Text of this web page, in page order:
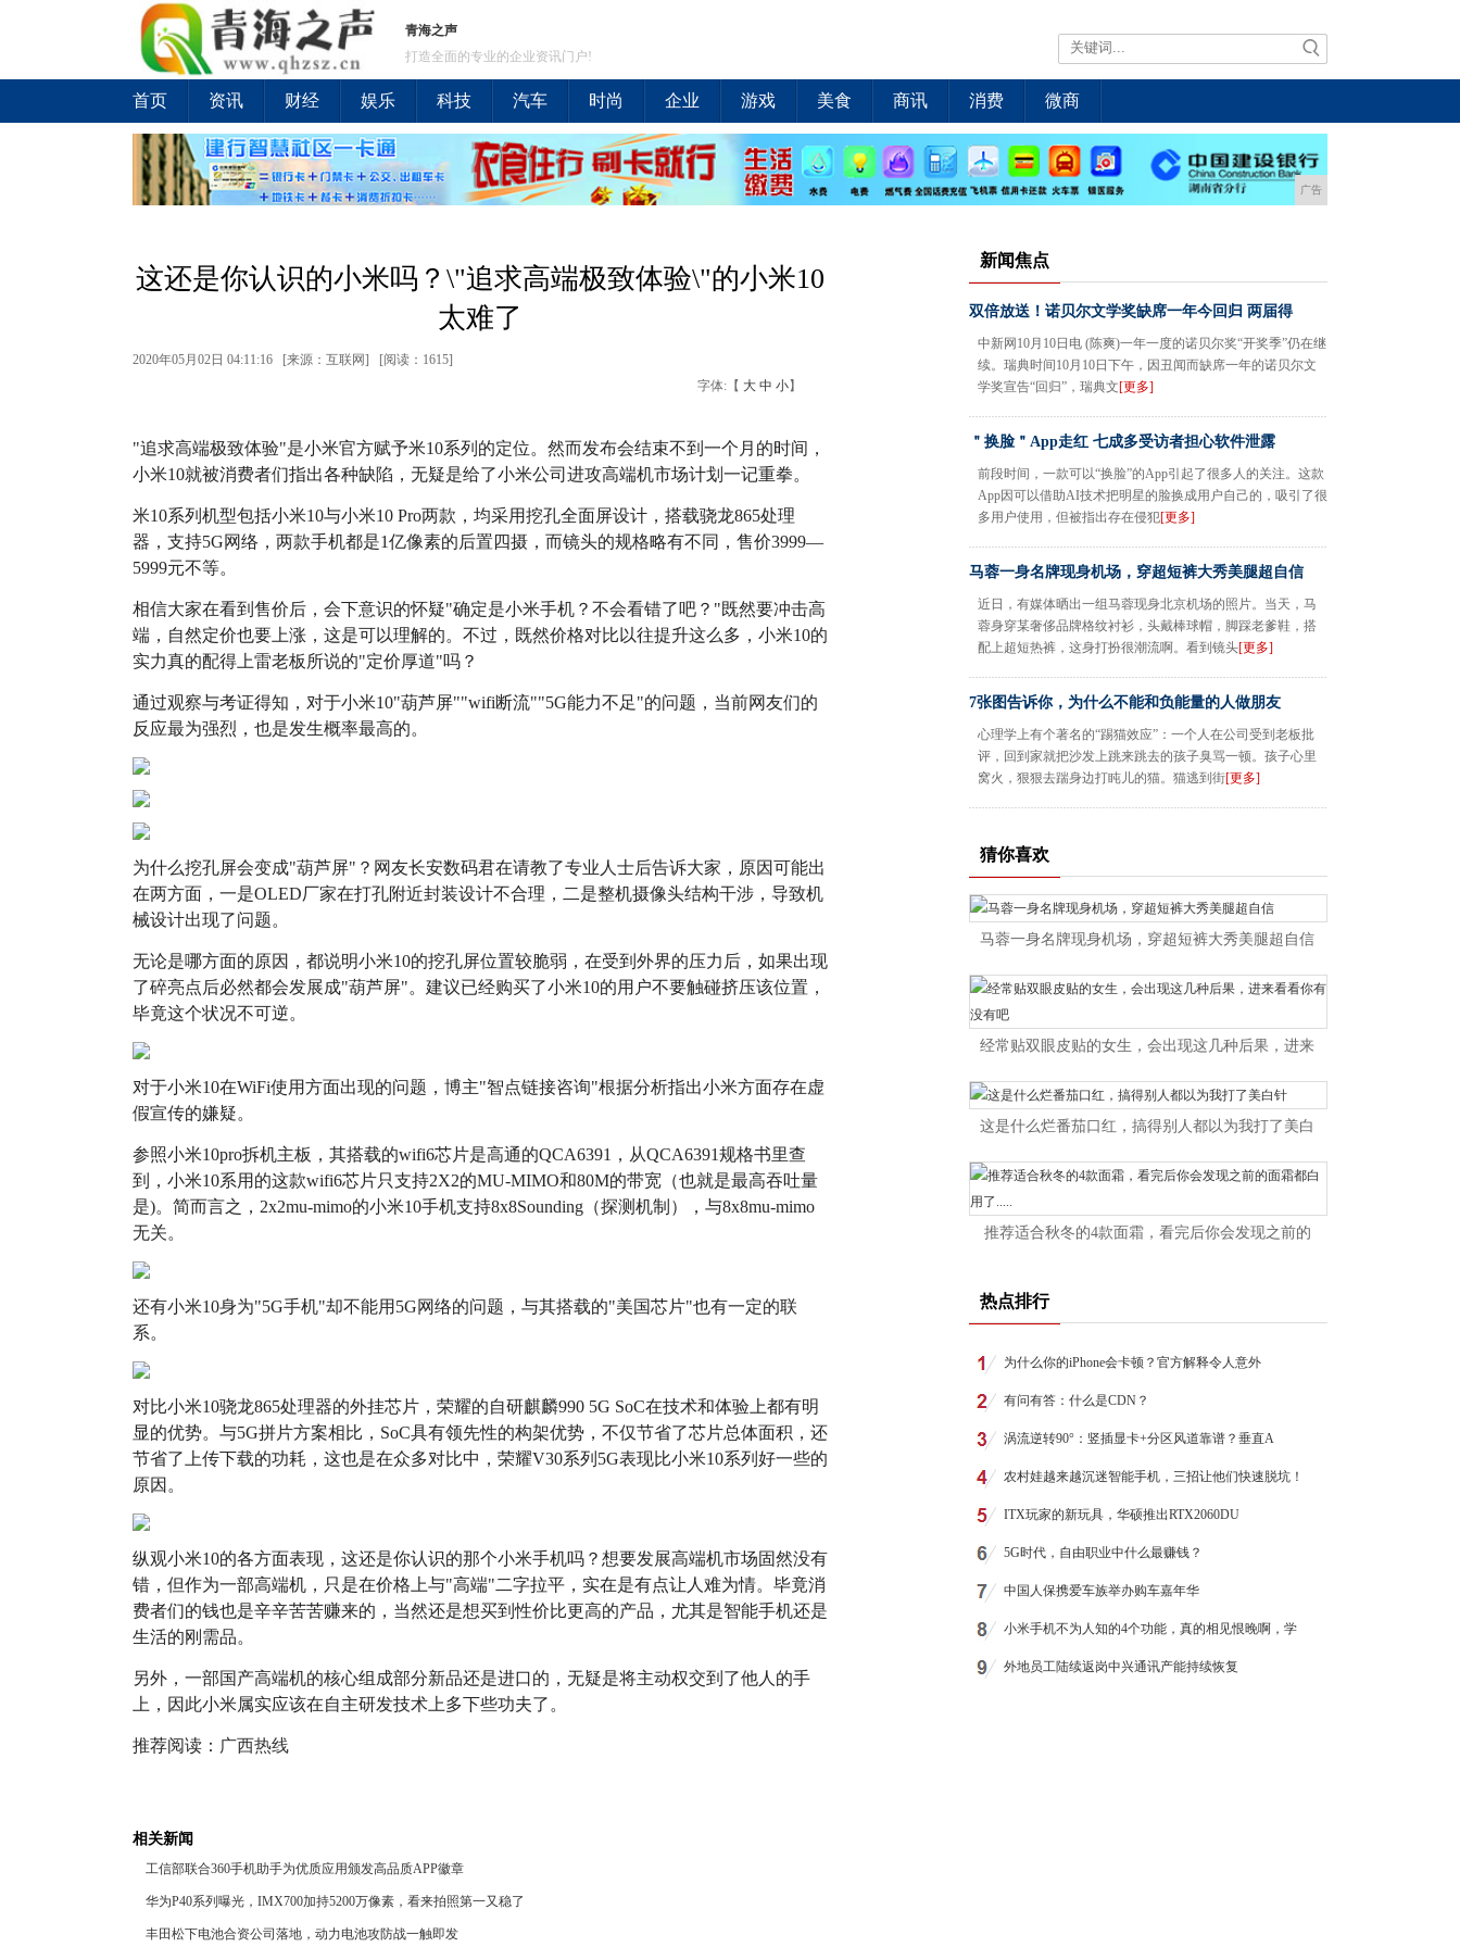
青海之声
打造全面的专业的企业资讯门户!
首页 资讯 财经 娱乐 科技 汽车 时尚 企业 游戏 美食 商讯 消费 微商
广告
这还是你认识的小米吗？\"追求高端极致体验\"的小米10
太难了
2020年05月02日 04:11:16 [来源：互联网] [阅读：1615]
字体:【 大 中 小】
"追求高端极致体验"是小米官方赋予米10系列的定位。然而发布会结束不到一个月的时间，
小米10就被消费者们指出各种缺陷，无疑是给了小米公司进攻高端机市场计划一记重拳。
米10系列机型包括小米10与小米10 Pro两款，均采用挖孔全面屏设计，搭载骁龙865处理
器，支持5G网络，两款手机都是1亿像素的后置四摄，而镜头的规格略有不同，售价3999—
5999元不等。
相信大家在看到售价后，会下意识的怀疑"确定是小米手机？不会看错了吧？"既然要冲击高
端，自然定价也要上涨，这是可以理解的。不过，既然价格对比以往提升这么多，小米10的
实力真的配得上雷老板所说的"定价厚道"吗？
通过观察与考证得知，对于小米10"葫芦屏""wifi断流""5G能力不足"的问题，当前网友们的
反应最为强烈，也是发生概率最高的。
为什么挖孔屏会变成"葫芦屏"？网友长安数码君在请教了专业人士后告诉大家，原因可能出
在两方面，一是OLED厂家在打孔附近封装设计不合理，二是整机摄像头结构干涉，导致机
械设计出现了问题。
无论是哪方面的原因，都说明小米10的挖孔屏位置较脆弱，在受到外界的压力后，如果出现
了碎亮点后必然都会发展成"葫芦屏"。建议已经购买了小米10的用户不要触碰挤压该位置，
毕竟这个状况不可逆。
对于小米10在WiFi使用方面出现的问题，博主"智点链接咨询"根据分析指出小米方面存在虚
假宣传的嫌疑。
参照小米10pro拆机主板，其搭载的wifi6芯片是高通的QCA6391，从QCA6391规格书里查
到，小米10系用的这款wifi6芯片只支持2X2的MU-MIMO和80M的带宽（也就是最高吞吐量
是)。简而言之，2x2mu-mimo的小米10手机支持8x8Sounding（探测机制），与8x8mu-mimo
无关。
还有小米10身为"5G手机"却不能用5G网络的问题，与其搭载的"美国芯片"也有一定的联
系。
对比小米10骁龙865处理器的外挂芯片，荣耀的自研麒麟990 5G SoC在技术和体验上都有明
显的优势。与5G拼片方案相比，SoC具有领先性的构架优势，不仅节省了芯片总体面积，还
节省了上传下载的功耗，这也是在众多对比中，荣耀V30系列5G表现比小米10系列好一些的
原因。
纵观小米10的各方面表现，这还是你认识的那个小米手机吗？想要发展高端机市场固然没有
错，但作为一部高端机，只是在价格上与"高端"二字拉平，实在是有点让人难为情。毕竟消
费者们的钱也是辛辛苦苦赚来的，当然还是想买到性价比更高的产品，尤其是智能手机还是
生活的刚需品。
另外，一部国产高端机的核心组成部分新品还是进口的，无疑是将主动权交到了他人的手
上，因此小米属实应该在自主研发技术上多下些功夫了。
推荐阅读： 广西热线
相关新闻
工信部联合360手机助手为优质应用颁发高品质APP徽章
华为P40系列曝光，IMX700加持5200万像素，看来拍照第一又稳了
丰田松下电池合资公司落地，动力电池攻防战一触即发
新闻焦点
双倍放送！诺贝尔文学奖缺席一年今回归 两届得
中新网10月10日电 (陈爽)一年一度的诺贝尔奖“开奖季”仍在继
续。瑞典时间10月10日下午，因丑闻而缺席一年的诺贝尔文
学奖宣告“回归”，瑞典文[更多]
＂换脸＂App走红 七成多受访者担心软件泄露
前段时间，一款可以“换脸”的App引起了很多人的关注。这款
App因可以借助AI技术把明星的脸换成用户自己的，吸引了很
多用户使用，但被指出存在侵犯[更多]
马蓉一身名牌现身机场，穿超短裤大秀美腿超自信
近日，有媒体晒出一组马蓉现身北京机场的照片。当天，马
蓉身穿某奢侈品牌格纹衬衫，头戴棒球帽，脚踩老爹鞋，搭
配上超短热裤，这身打扮很潮流啊。看到镜头[更多]
7张图告诉你，为什么不能和负能量的人做朋友
心理学上有个著名的“踢猫效应”：一个人在公司受到老板批
评，回到家就把沙发上跳来跳去的孩子臭骂一顿。孩子心里
窝火，狠狠去踹身边打盹儿的猫。猫逃到街[更多]
猜你喜欢
马蓉一身名牌现身机场，穿超短裤大秀美腿超自信
经常贴双眼皮贴的女生，会出现这几种后果，进来
这是什么烂番茄口红，搞得别人都以为我打了美白
推荐适合秋冬的4款面霜，看完后你会发现之前的
热点排行
为什么你的iPhone会卡顿？官方解释令人意外
有问有答：什么是CDN？
涡流逆转90°：竖插显卡+分区风道靠谱？垂直A
农村娃越来越沉迷智能手机，三招让他们快速脱坑！
ITX玩家的新玩具，华硕推出RTX2060DU
5G时代，自由职业中什么最赚钱？
中国人保携爱车族举办购车嘉年华
小米手机不为人知的4个功能，真的相见恨晚啊，学
外地员工陆续返岗中兴通讯产能持续恢复